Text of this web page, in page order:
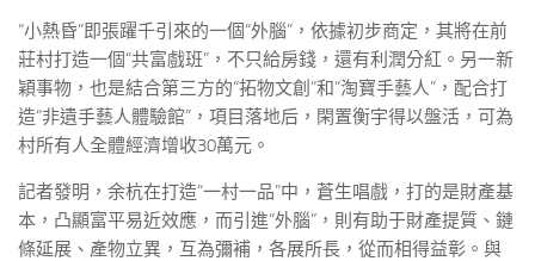
“小熱昏”即張躍千引來的一個“外腦”，依據初步商定，其將在前
莊村打造一個“共富戲班”，不只給房錢，還有利潤分紅。另一新
穎事物，也是結合第三方的“拓物文創”和“淘寶手藝人”，配合打
造“非遺手藝人體驗館”，項目落地后，閑置衡宇得以盤活，可為
村所有人全體經濟增收30萬元。
記者發明，余杭在打造“一村一品”中，蒼生唱戲，打的是財產基
本，凸顯富平易近效應，而引進“外腦”，則有助于財產提質、鏈
條延展、產物立異，互為彌補，各展所長，從而相得益彰。與